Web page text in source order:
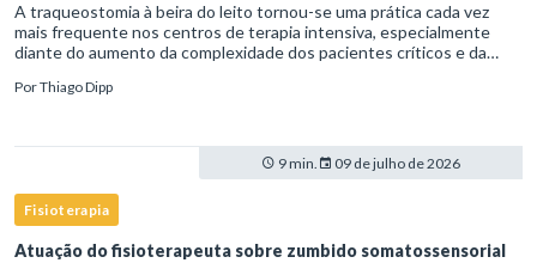
A traqueostomia à beira do leito tornou-se uma prática cada vez
mais frequente nos centros de terapia intensiva, especialmente
diante do aumento da complexidade dos pacientes críticos e da
PorThiago Dipp
9 min. 09 de julho de 2026
Fisioterapia
Atuação do fisioterapeuta sobre zumbido somatossensorial